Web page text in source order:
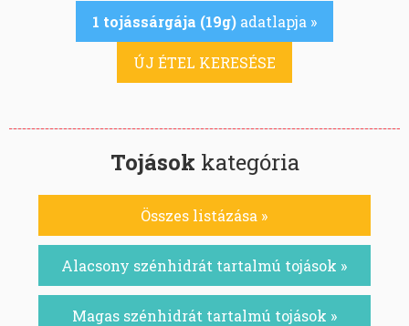
1 tojássárgája (19g) adatlapja »
ÚJ ÉTEL KERESÉSE
Tojások kategória
Összes listázása »
Alacsony szénhidrát tartalmú tojások »
Magas szénhidrát tartalmú tojások »